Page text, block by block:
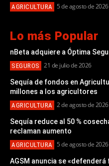
AGRICULTURA 5 de agosto de 2026
Lo más Popular
nBeta adquiere a Óptima
SEGUROS 21 de julio de 2026
Sequía de fondos en
millones a los agricultores
AGRICULTURA 2 de agosto de 2026
Sequía reduce al 50 %
reclaman aumento
AGRICULTURA 5 de agosto de 2026
AGSM anuncia se